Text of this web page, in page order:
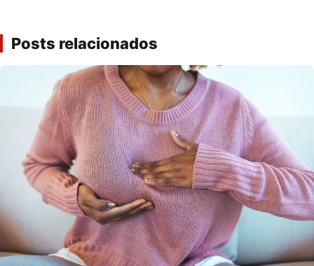
Posts relacionados